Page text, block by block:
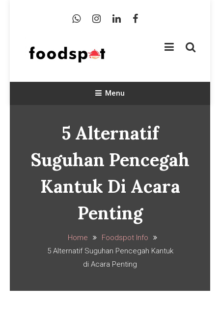
Foodspot Blog Menu
5 Alternatif
Suguhan Pencegah
Kantuk Di Acara
Penting
Home
Foodspot Info
5 Alternatif Suguhan Pencegah Kantuk
di Acara Penting